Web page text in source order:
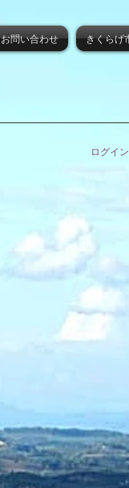
お問い合わせ きくらげ
ログイン